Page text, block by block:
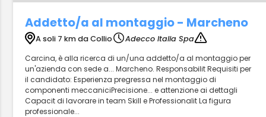
Addetto/a al montaggio - Marcheno
A soli 7 km da Collio
Adecco Italia Spa
Carcina, è alla ricerca di un/una addetto/a al montaggio per
un'azienda con sede a... Marcheno. Responsabilit Requisiti per
il candidato: Esperienza pregressa nel montaggio di
componenti meccaniciPrecisione... e attenzione ai dettagli
Capacit di lavorare in team Skill e Professionalit La figura
professionale...